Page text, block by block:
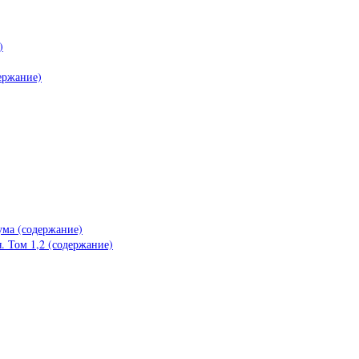
(содержание)
Том 1,2 (содержание)